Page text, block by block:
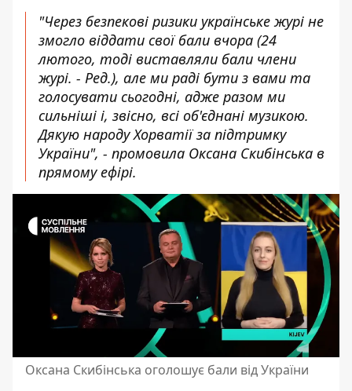
"Через безпекові ризики українське журі не
змогло віддати свої бали вчора (24
лютого, тоді виставляли бали члени
журі. - Ред.), але ми раді бути з вами та
голосувати сьогодні, адже разом ми
сильніші і, звісно, всі об'єднані музикою.
Дякую народу Хорватії за підтримку
України", - промовила Оксана Скибінська в
прямому ефірі.
Оксана Скибінська оголошує бали від України